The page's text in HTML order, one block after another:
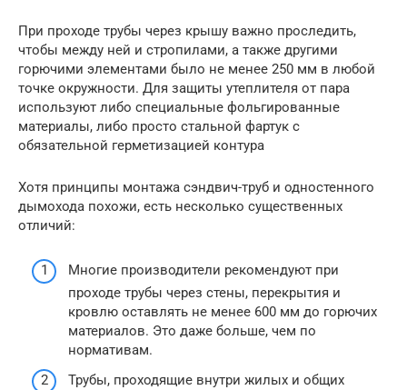
При проходе трубы через крышу важно проследить,
чтобы между ней и стропилами, а также другими
горючими элементами было не менее 250 мм в любой
точке окружности. Для защиты утеплителя от пара
используют либо специальные фольгированные
материалы, либо просто стальной фартук с
обязательной герметизацией контура
Хотя принципы монтажа сэндвич-труб и одностенного
дымохода похожи, есть несколько существенных
отличий:
Многие производители рекомендуют при
проходе трубы через стены, перекрытия и
кровлю оставлять не менее 600 мм до горючих
материалов. Это даже больше, чем по
нормативам.
Трубы, проходящие внутри жилых и общих